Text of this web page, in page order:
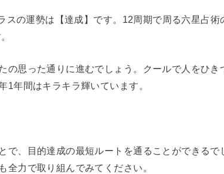
スの運勢は【達成】です。12周期で周る六星占術
の思った通りに進むでしょう。クールで人をひき
1年間はキラキラ輝いています。
で、目的達成の最短ルートを通ることができるで
全力で取り組んでみてください。